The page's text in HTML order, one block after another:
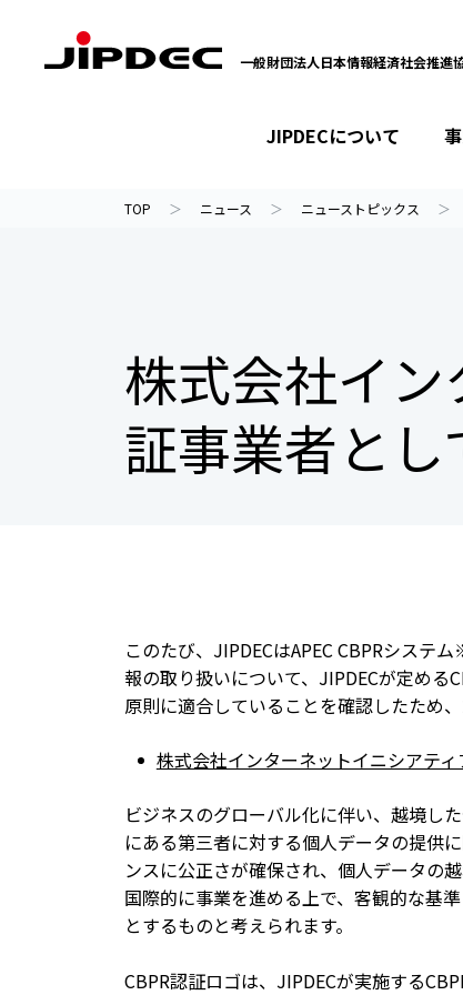
一般財団法人日本情報経済社会推進
JIPDECについて
TOP ニュース ニューストピックス
株式会社イ
証事業者とし
このたび、JIPDECはAPEC CBPRシス
報の取り扱いについて、JIPDECが定め
原則に適合していることを確認したため
株式会社インターネットイニシアティ
ビジネスのグローバル化に伴い、越境し
にある第三者に対する個人データの提供
ンスに公正さが確保され、個人データの
国際的に事業を進める上で、客観的な基
とするものと考えられます。
CBPR認証ロゴは、JIPDECが実施する